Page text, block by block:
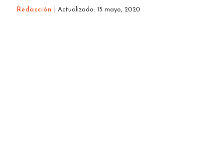
Redacción | Actualizado: 15 mayo, 2020